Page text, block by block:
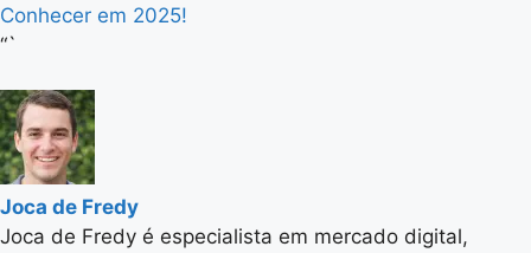
Conhecer em 2025!
“`
Joca de Fredy
Joca de Fredy é especialista em mercado digital,